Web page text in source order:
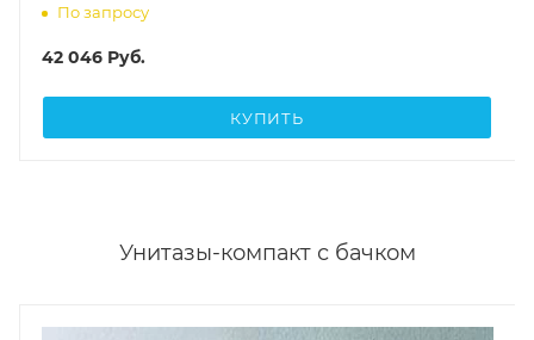
По запросу
42 046 Руб.
КУПИТЬ
Унитазы-компакт с бачком